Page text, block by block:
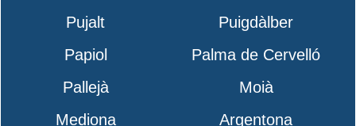
Pujalt
Puigdàlber
Papiol
Palma de Cervelló
Pallejà
Moià
Mediona
Argentona